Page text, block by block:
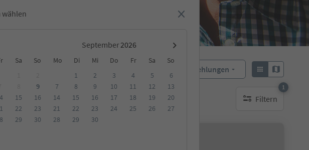
wählen
September
Sa So Mo Di Mi Do Fr Sa
So
9
15
16
22
23
29
30
1 2 3 4 5
6
7
8 9 10 11 12
13
14
15 16 17 18 19
20
21
22 23 24 25 26
27
28
29 30
Empfehlungen
Nachhaltige Unterkunft Filtern
1
1 aktiver Filter